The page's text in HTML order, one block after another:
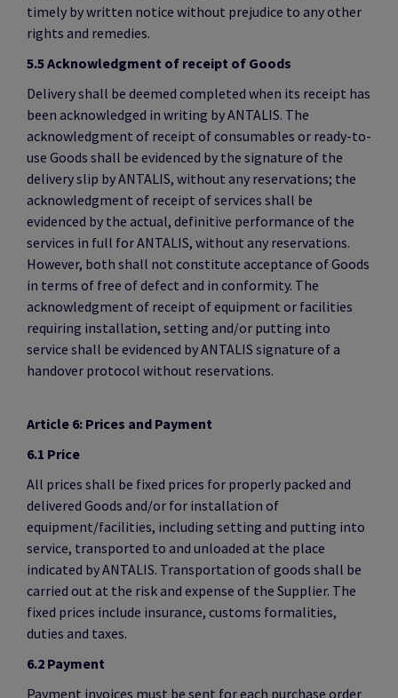
timely by written notice without prejudice to any other
rights and remedies.
5.5 Acknowledgment of receipt of Goods
Delivery shall be deemed completed when its receipt has
been acknowledged in writing by ANTALIS. The
acknowledgment of receipt of consumables or ready-to-
use Goods shall be evidenced by the signature of the
delivery slip by ANTALIS, without any reservations; the
acknowledgment of receipt of services shall be
evidenced by the actual, definitive performance of the
services in full for ANTALIS, without any reservations.
However, both shall not constitute acceptance of Goods
in terms of free of defect and in conformity. The
acknowledgment of receipt of equipment or facilities
requiring installation, setting and/or putting into
service shall be evidenced by ANTALIS signature of a
handover protocol without reservations.
Article 6: Prices and Payment
6.1 Price
All prices shall be fixed prices for properly packed and
delivered Goods and/or for installation of
equipment/facilities, including setting and putting into
service, transported to and unloaded at the place
indicated by ANTALIS. Transportation of goods shall be
carried out at the risk and expense of the Supplier. The
fixed prices include insurance, customs formalities,
duties and taxes.
6.2 Payment
Payment invoices must be sent for each purchase order